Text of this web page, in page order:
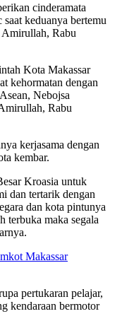
cinderamata
keduanya bertemu
Rabu
Kota Makassar
kehormatan dengan
Nebojsa
Rabu
kerjasama dengan
kembar.
Kroasia untuk
dan tertarik dengan
dan kota pintunya
terbuka maka segala
Makassar
pertukaran pelajar,
kendaraan bermotor